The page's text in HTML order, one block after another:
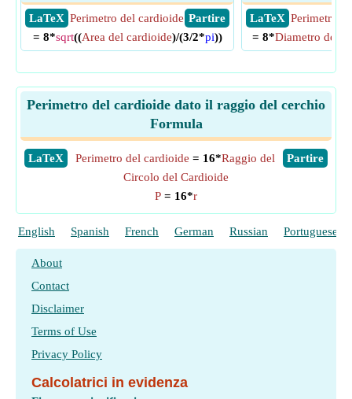
​ LaTeX
​ Partire
Perimetro del cardioide
= 8*sqrt((Area del cardioide)/(3/2*pi))
​ LaTeX Perimetro
= 8*Diametro del
Perimetro del cardioide dato il raggio del cerchio
Formula
​LaTeX ​Partire
Perimetro del cardioide = 16*Raggio del
Circolo del Cardioide
P = 16*r
English Spanish French German Russian Portuguese
About
Contact
Disclaimer
Terms of Use
Privacy Policy
Calcolatrici in evidenza